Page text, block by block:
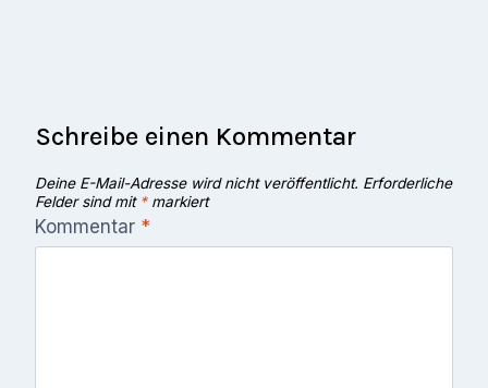
Schreibe einen Kommentar
Deine E-Mail-Adresse wird nicht veröffentlicht. Erforderliche
Felder sind mit *markiert
Kommentar *